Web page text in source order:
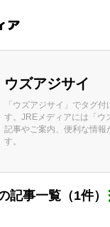
ウズアジサイ
「ウズアジサイ」でタグ
す。JREメディアには「ウ
記事やご案内、便利な情報
す。
記事一覧（1件）